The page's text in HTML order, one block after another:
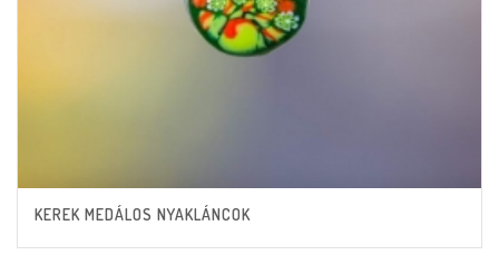
KEREK MEDÁLOS NYAKLÁNCOK